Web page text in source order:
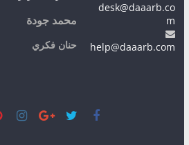
desk@daaarb.co
m
help@daaarb.com
محمد جودة
حنان فكري